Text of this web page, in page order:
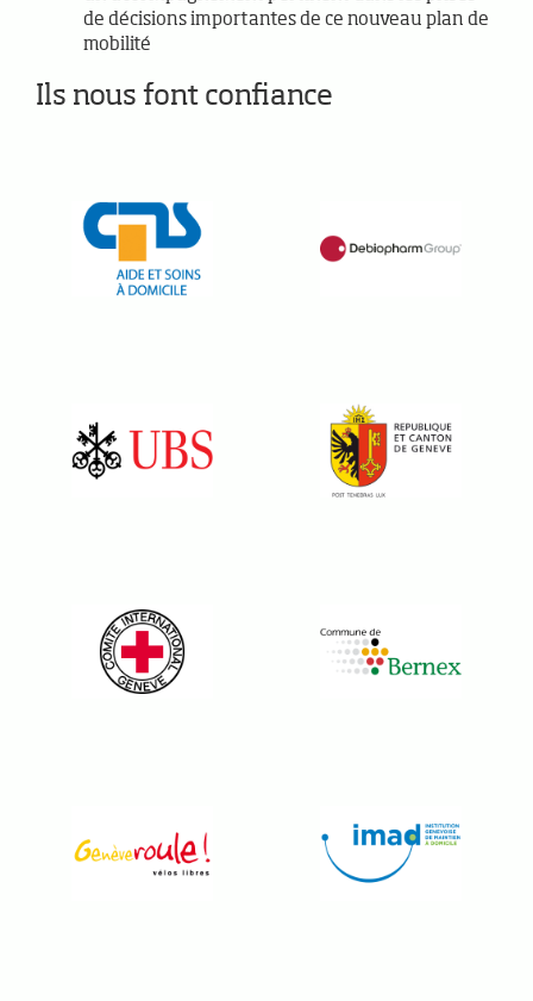
de décisions importantes de ce nouveau plan de
mobilité
Ils nous font confiance